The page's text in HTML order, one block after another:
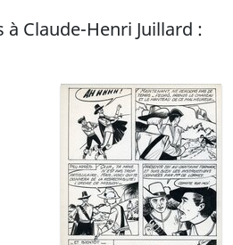
Claude-Henri Juillard :